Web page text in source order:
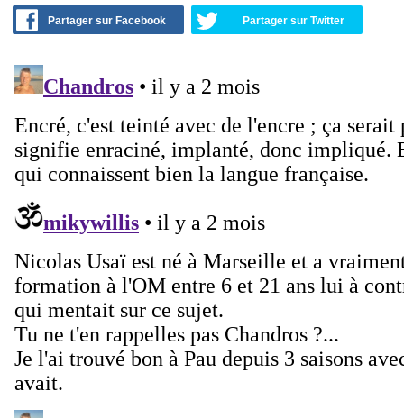
Partager sur Facebook Partager sur Twitter